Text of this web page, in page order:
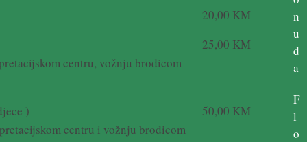
20,00 KM
centru, vožnju brodicom
25,00 KM
)
centru i vožnju brodicom
50,00 KM
n
u
d
a
F
l
o